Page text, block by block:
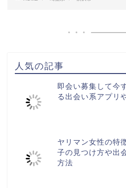
人気の記事
即会い募集して今
る出会い系アプリ
ヤリマン女性の特
子の見つけ方や出
方法